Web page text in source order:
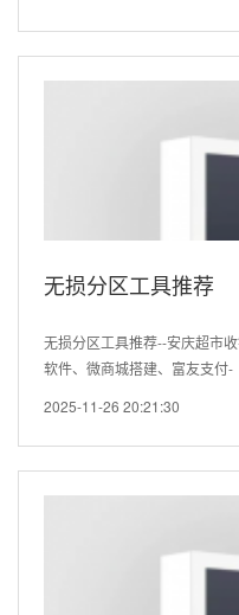
无损分区工具推荐
无损分区工具推荐--安庆超市
软件、微商城搭建、富友支付-
2025-11-26 20:21:30